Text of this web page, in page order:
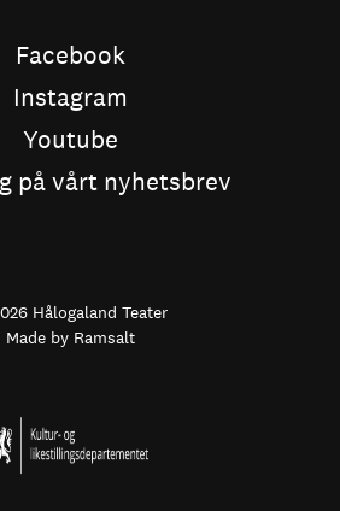
Facebook
Instagram
Youtube
på vårt nyhetsbrev
Hålogaland Teater
Made by Ramsalt